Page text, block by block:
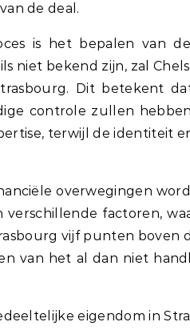
de deal.
is het bepalen van
niet bekend zijn, zal
Dit betekent
controle zullen
terwijl de identiteit
overwegingen
factoren,
vijf punten boven
van het al dan niet
eigendom in